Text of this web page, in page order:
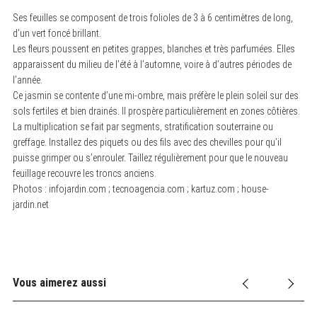
Ses feuilles se composent de trois folioles de 3 à 6 centimètres de long,
d’un vert foncé brillant.
Les fleurs poussent en petites grappes, blanches et très parfumées. Elles
apparaissent du milieu de l’été à l’automne, voire à d’autres périodes de
l’année.
Ce jasmin se contente d’une mi-ombre, mais préfère le plein soleil sur des
sols fertiles et bien drainés. Il prospère particulièrement en zones côtières.
La multiplication se fait par segments, stratification souterraine ou
greffage. Installez des piquets ou des fils avec des chevilles pour qu’il
puisse grimper ou s’enrouler. Taillez régulièrement pour que le nouveau
feuillage recouvre les troncs anciens.
Photos : infojardin.com ; tecnoagencia.com ; kartuz.com ; house-
jardin.net
Vous aimerez aussi
o
r